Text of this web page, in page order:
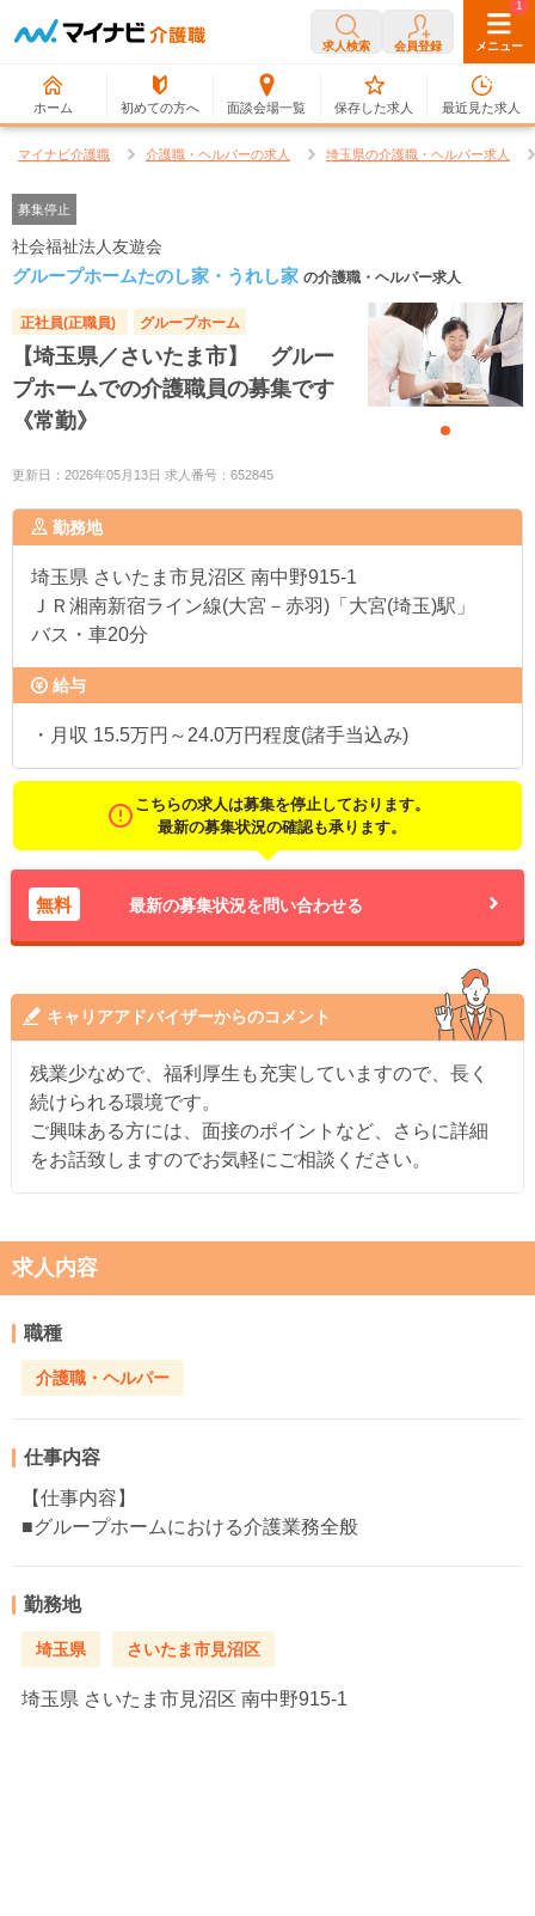
求人検索 会員登録 メニュー
ホーム 初めての方へ 面談会場一覧
0
保存した求人
1
最近見た求人
マイナビ介護職 介護職・ヘルパーの求人 埼玉県の介護職・ヘルパー求人
募集停止
社会福祉法人友遊会
グループホームたのし家・うれし家 の介護職・ヘルパー求人
正社員(正職員) グループホーム
【埼玉県／さいたま市】 グルー
プホームでの介護職員の募集です
《常勤》
更新日：2026年05月13日 求人番号：652845
勤務地
埼玉県 さいたま市見沼区 南中野915-1
ＪＲ湘南新宿ライン線(大宮－赤羽)「大宮(埼玉)駅」
バス・車20分
給与
・月収 15.5万円～24.0万円程度(諸手当込み)
こちらの求人は募集を停止しております。
最新の募集状況の確認も承ります。
無料 最新の募集状況を問い合わせる
キャリアアドバイザーからのコメント
残業少なめで、福利厚生も充実していますので、長く
続けられる環境です。
ご興味ある方には、面接のポイントなど、さらに詳細
をお話致しますのでお気軽にご相談ください。
求人内容
職種
介護職・ヘルパー
仕事内容
【仕事内容】
■グループホームにおける介護業務全般
勤務地
埼玉県 さいたま市見沼区
埼玉県 さいたま市見沼区 南中野915-1